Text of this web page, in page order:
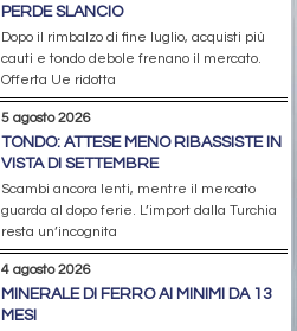
PERDE SLANCIO
Dopo il rimbalzo di fine luglio, acquisti più
cauti e tondo debole frenano il mercato.
Offerta Ue ridotta
5 agosto 2026
TONDO: ATTESE MENO RIBASSISTE IN
VISTA DI SETTEMBRE
Scambi ancora lenti, mentre il mercato
guarda al dopo ferie. L’import dalla Turchia
resta un’incognita
4 agosto 2026
MINERALE DI FERRO AI MINIMI DA 13
MESI